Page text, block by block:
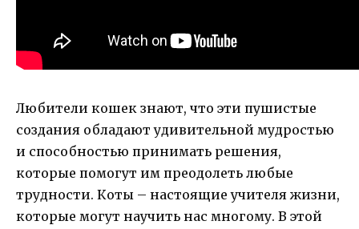
Любители кошек знают, что эти пушистые
создания обладают удивительной мудростью
и способностью принимать решения,
которые помогут им преодолеть любые
трудности. Коты – настоящие учителя жизни,
которые могут научить нас многому. В этой